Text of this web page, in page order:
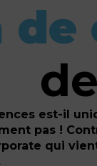
de
est-il
pas !
qui